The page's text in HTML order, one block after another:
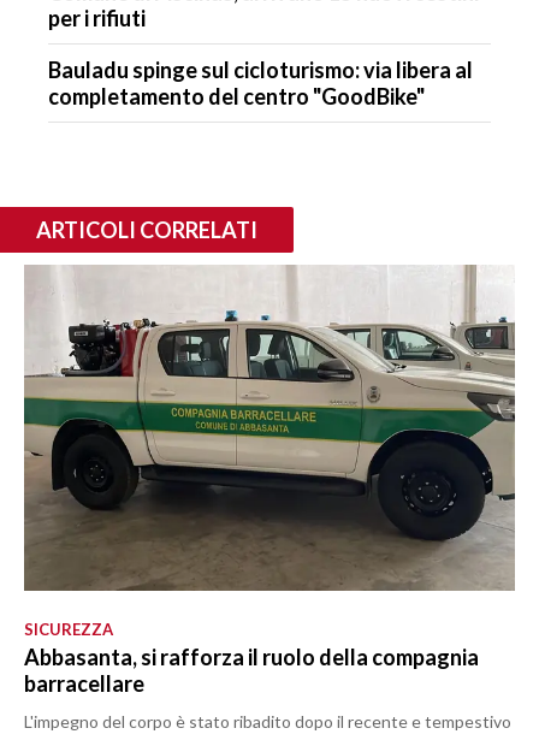
per i rifiuti
Bauladu spinge sul cicloturismo: via libera al
completamento del centro "GoodBike"
ARTICOLI CORRELATI
SICUREZZA
Abbasanta, si rafforza il ruolo della compagnia
barracellare
L'impegno del corpo è stato ribadito dopo il recente e tempestivo